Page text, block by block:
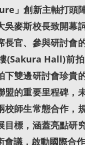
」創新主軸打頭
吳麥斯校長致開幕
長官、參與研討會
(Sakura Hall)前
下雙邊研討會珍貴
盟的重要里程碑，
校師生常態合作，
目標，涵蓋亮點研
議，啟動國際合作